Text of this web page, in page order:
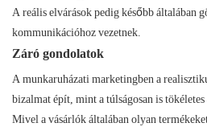
A reális elvárások pedig később általában
kommunikációhoz vezetnek.
Záró gondolatok
A munkaruházati marketingben a
bizalmat épít, mint a túlságosan is
Mivel a vásárlók általában olyan